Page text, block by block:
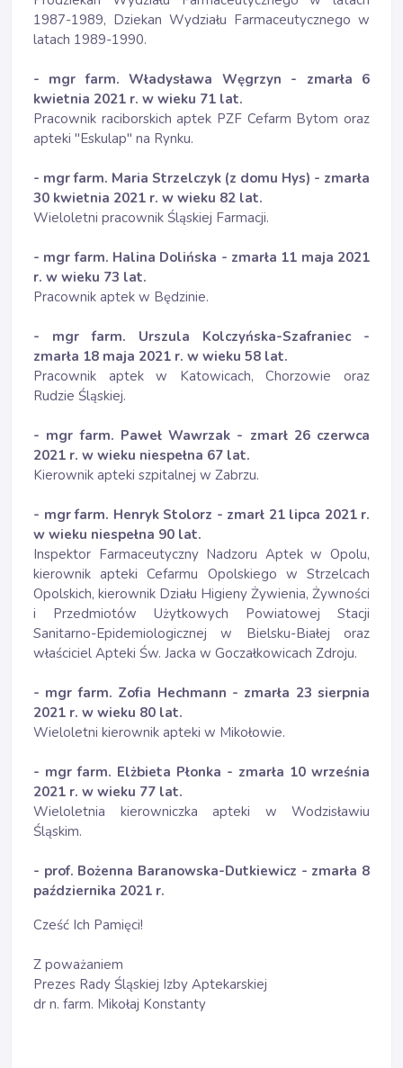
1987-1989, Dziekan Wydziału Farmaceutycznego w
latach 1989-1990.
- mgr farm. Władysława Węgrzyn - zmarła 6
kwietnia 2021 r. w wieku 71 lat.
Pracownik raciborskich aptek PZF Cefarm Bytom oraz
apteki "Eskulap" na Rynku.
- mgr farm. Maria Strzelczyk (z domu Hys) - zmarła
30 kwietnia 2021 r. w wieku 82 lat.
Wieloletni pracownik Śląskiej Farmacji.
- mgr farm. Halina Dolińska - zmarła 11 maja 2021
r. w wieku 73 lat.
Pracownik aptek w Będzinie.
- mgr farm. Urszula Kolczyńska-Szafraniec -
zmarła 18 maja 2021 r. w wieku 58 lat.
Pracownik aptek w Katowicach, Chorzowie oraz
Rudzie Śląskiej.
- mgr farm. Paweł Wawrzak - zmarł 26 czerwca
2021 r. w wieku niespełna 67 lat.
Kierownik apteki szpitalnej w Zabrzu.
- mgr farm. Henryk Stolorz - zmarł 21 lipca 2021 r.
w wieku niespełna 90 lat.
Inspektor Farmaceutyczny Nadzoru Aptek w Opolu,
kierownik apteki Cefarmu Opolskiego w Strzelcach
Opolskich, kierownik Działu Higieny Żywienia, Żywności
i Przedmiotów Użytkowych Powiatowej Stacji
Sanitarno-Epidemiologicznej w Bielsku-Białej oraz
właściciel Apteki Św. Jacka w Goczałkowicach Zdroju.
- mgr farm. Zofia Hechmann - zmarła 23 sierpnia
2021 r. w wieku 80 lat.
Wieloletni kierownik apteki w Mikołowie.
- mgr farm. Elżbieta Płonka - zmarła 10 września
2021 r. w wieku 77 lat.
Wieloletnia kierowniczka apteki w Wodzisławiu
Śląskim.
- prof. Bożenna Baranowska-Dutkiewicz - zmarła 8
października 2021 r.
Cześć Ich Pamięci!
Z poważaniem
Prezes Rady Śląskiej Izby Aptekarskiej
dr n. farm. Mikołaj Konstanty